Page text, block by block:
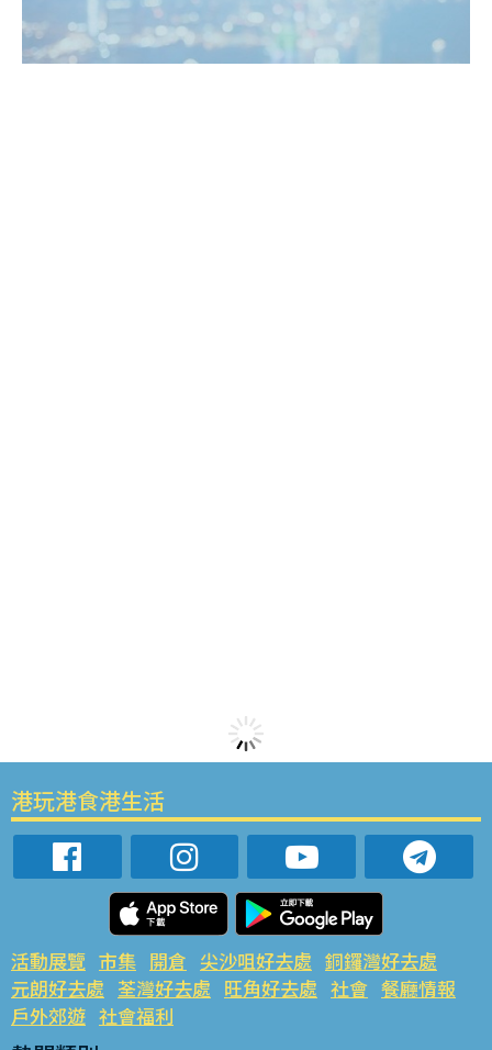
港玩港食港生活
活動展覽 市集 開倉 尖沙咀好去處 銅鑼灣好去處
元朗好去處 荃灣好去處 旺角好去處 社會 餐廳情報
戶外郊遊 社會福利